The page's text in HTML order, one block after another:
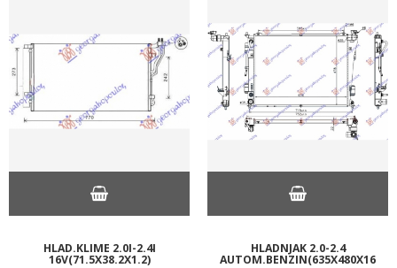
HLAD.KLIME 2.0I-2.4I
16V(71.5X38.2X1.2)
HLADNJAK 2.0-2.4
AUTOM.BENZIN(635X480X16